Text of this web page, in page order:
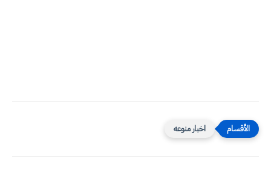
اخبار منوعه